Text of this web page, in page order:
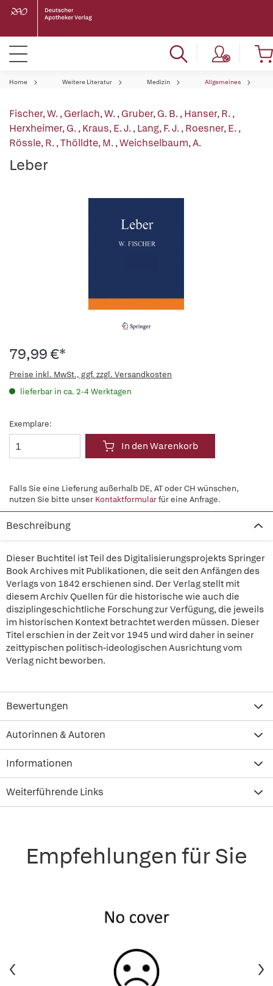
Home Weitere Literatur Medizin Allgemeines
Fischer, W.,Gerlach, W.,Gruber, G. B.,Hanser, R.,
Herxheimer, G.,Kraus, E. J.,Lang, F. J.,Roesner, E.,
Rössle, R.,Thölldte, M.,Weichselbaum, A.
Leber
79,99 €*
Preise inkl. MwSt., ggf. zzgl. Versandkosten
lieferbar in ca. 2-4 Werktagen
Exemplare:
In den Warenkorb
Falls Sie eine Lieferung außerhalb DE, AT oder CH wünschen,
nutzen Sie bitte unser Kontaktformularfür eine Anfrage.
Beschreibung
Dieser Buchtitel ist Teil des Digitalisierungsprojekts Springer
Book Archives mit Publikationen, die seit den Anfängen des
Verlags von 1842 erschienen sind. Der Verlag stellt mit
diesem Archiv Quellen für die historische wie auch die
disziplingeschichtliche Forschung zur Verfügung, die jeweils
im historischen Kontext betrachtet werden müssen. Dieser
Titel erschien in der Zeit vor 1945 und wird daher in seiner
zeittypischen politisch-ideologischen Ausrichtung vom
Verlag nicht beworben.
Bewertungen
Autorinnen & Autoren
Informationen
Weiterführende Links
Empfehlungen für Sie